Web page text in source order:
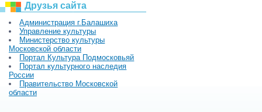
Друзья сайта
Администрация г.Балашиха
Управление культуры
Министерство культуры
Московской области
Портал Культура Подмосковьяй
Портал культурного наследия
России
Правительство Московской
области